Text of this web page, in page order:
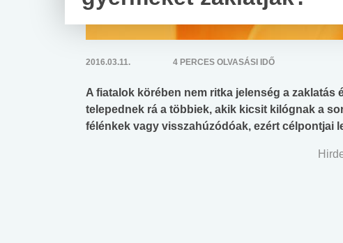
2016.03.11. 4 PERCES OLVASÁSI IDŐ
A fiatalok körében nem ritka jelenség a
telepednek rá a többiek, akik kicsit kilógnak a
félénkek vagy visszahúzódóak, ezért célpontjai